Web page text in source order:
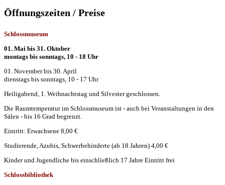
Öffnungszeiten / Preise
Schlossmuseum
01. Mai bis 31. Oktober
montags bis sonntags, 10 - 18 Uhr
01. November bis 30. April
dienstags bis sonntags, 10 - 17 Uhr
Heiligabend, 1. Weihnachtstag und Silvester geschlossen.
Die Raumtemperatur im Schlossmuseum ist - auch bei Veranstaltungen in den
Sälen - bis 16 Grad begrenzt.
Eintritt: Erwachsene 8,00 €
Studierende, Azubis, Schwerbehinderte (ab 18 Jahren) 4,00 €
Kinder und Jugendliche bis einschließlich 17 Jahre Eintritt frei
Schlossbibliothek